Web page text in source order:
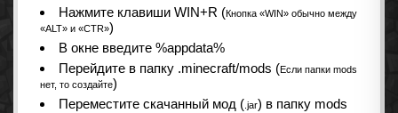
Нажмите клавиши WIN+R (Кнопка «WIN» обычно между
«ALT» и «CTR»)
В окне введите %appdata%
Перейдите в папку .minecraft/mods (Если папки mods
нет, то создайте)
Переместите скачанный мод ( .jar) в папку mods